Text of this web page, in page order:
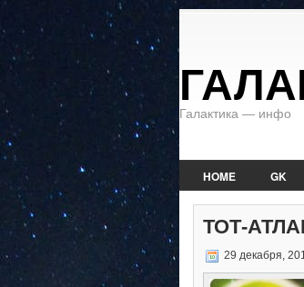
Галактика — инфо
HOME GK
ТОТ-
29 декабря,